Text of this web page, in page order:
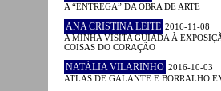
A “ENTREGA” DA OBRA DE ARTE
ANA CRISTINA LEITE 2016-11-08
A MINHA VISITA GUIADA À
COISAS DO CORAÇÃO
NATÁLIA VILARINHO 2016-10-03
ATLAS DE GALANTE E BORRALHO